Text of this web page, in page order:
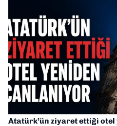
Atatürk’ün ziyaret ettiği otel